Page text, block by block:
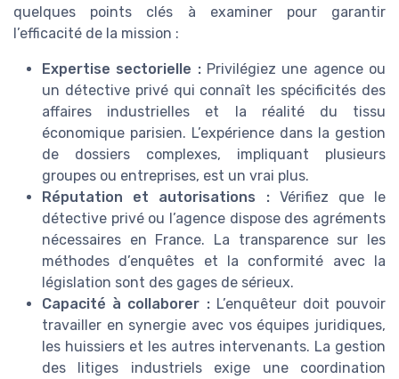
quelques points clés à examiner pour garantir
l’efficacité de la mission :
Expertise sectorielle :Privilégiez une agence ou
un détective privé qui connaît les spécificités des
affaires industrielles et la réalité du tissu
économique parisien. L’expérience dans la gestion
de dossiers complexes, impliquant plusieurs
groupes ou entreprises, est un vrai plus.
Réputation et autorisations :Vérifiez que le
détective privé ou l’agence dispose des agréments
nécessaires en France. La transparence sur les
méthodes d’enquêtes et la conformité avec la
législation sont des gages de sérieux.
Capacité à collaborer :L’enquêteur doit pouvoir
travailler en synergie avec vos équipes juridiques,
les huissiers et les autres intervenants. La gestion
des litiges industriels exige une coordination